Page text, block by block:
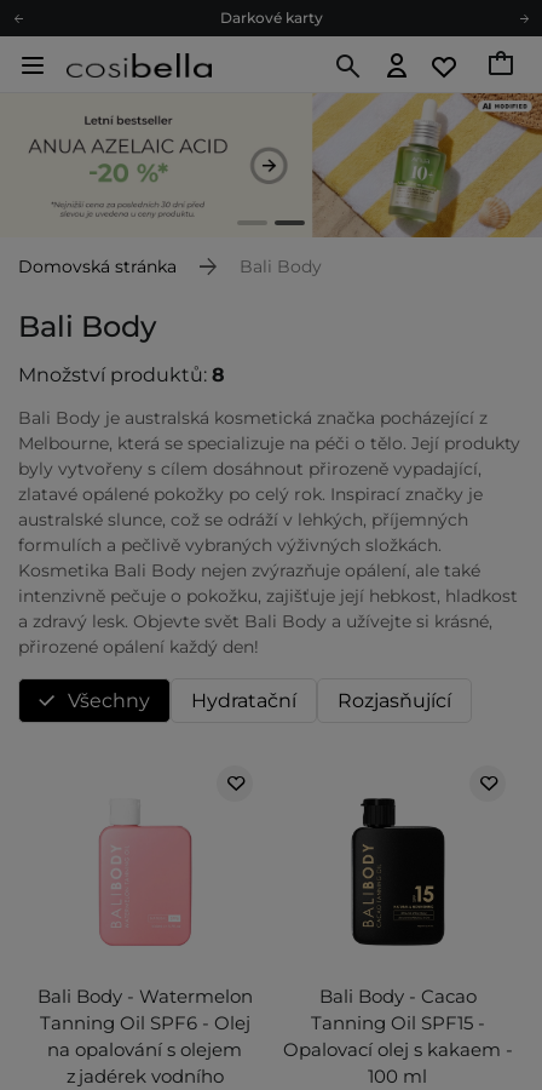
Darkové karty
Odeslání do 24 hod.
Darkové karty
Ekologické balení
Domovská stránka Bali Body
Bali Body
Množství produktů: 8
Bali Body je australská kosmetická značka pocházející z
Melbourne, která se specializuje na péči o tělo. Její produkty
byly vytvořeny s cílem dosáhnout přirozeně vypadající,
zlatavé opálené pokožky po celý rok. Inspirací značky je
australské slunce, což se odráží v lehkých, příjemných
formulích a pečlivě vybraných výživných složkách.
Kosmetika Bali Body nejen zvýrazňuje opálení, ale také
intenzivně pečuje o pokožku, zajišťuje její hebkost, hladkost
a zdravý lesk. Objevte svět Bali Body a užívejte si krásné,
přirozené opálení každý den!
Všechny Hydratační Rozjasňující
Bali Body - Watermelon
Tanning Oil SPF6 - Olej
na opalování s olejem
z jadérek vodního
Bali Body - Cacao
Tanning Oil SPF15 -
Opalovací olej s kakaem -
100 ml